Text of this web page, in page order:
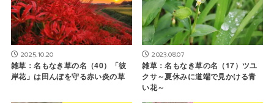
2025.10.20
雑草：名もなき草の名（40）「彼
岸花」は田んぼを守る赤い炎の草
2023.08.07
雑草：名もなき草の名（17）ツユ
クサ～夏休みに道端で見かける青
い花～